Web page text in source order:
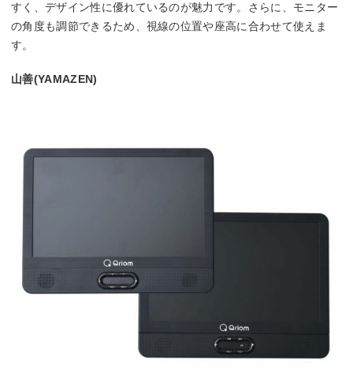
すく、デザイン性に優れているのが魅力です。さらに、モニター
の角度も調節できるため、視線の位置や座高に合わせて使えま
す。
山善(YAMAZEN)